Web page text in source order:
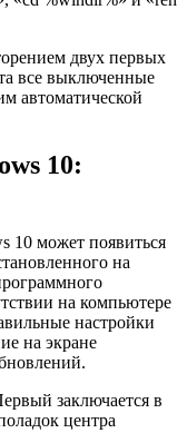
двух первых
все выключенные
автоматической
10:
10 может появиться
на
на компьютере
настройки
на экране
заключается в
центра